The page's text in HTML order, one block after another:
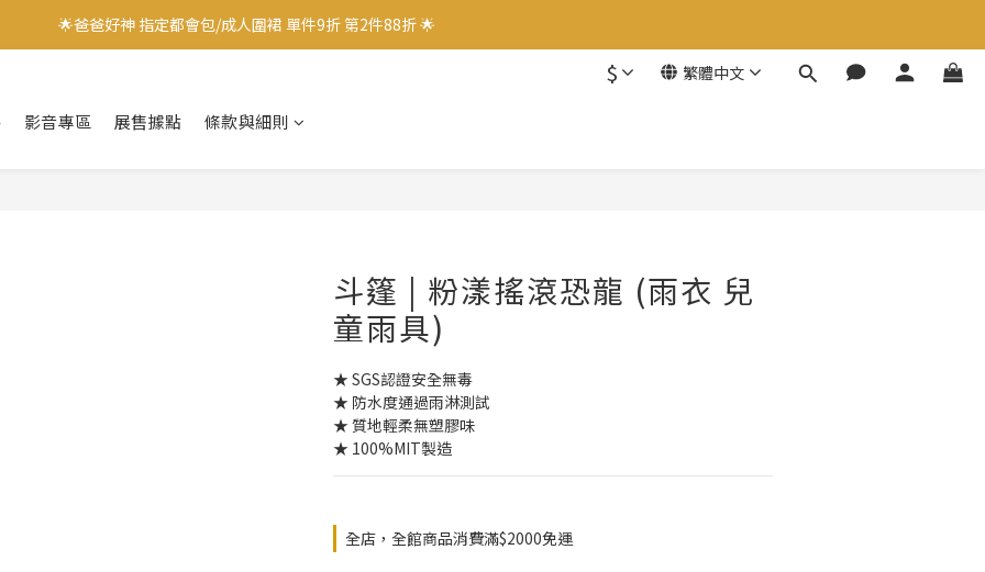
🌟爸爸好神 指定都會包/成人圍裙 單件9折 第2件88折 🌟
🌟爸爸好神 指定都會包/成人圍裙 單件9折 第2件88折 🌟
✨官方LINE好友募集中 送$50購物金✨
$ 繁體中文
影音專區 展售據點 條款與細則
斗篷 | 粉漾搖滾恐龍 (雨衣 兒
童雨具)
★ SGS認證安全無毒
★ 防水度通過雨淋測試
★ 質地輕柔無塑膠味
★ 100%MIT製造
全店，全館商品消費滿$2000免運